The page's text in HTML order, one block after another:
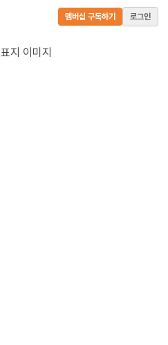
멤버십 구독하기 로그인